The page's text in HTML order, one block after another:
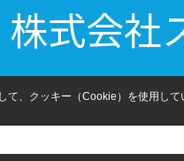
式会社
、クッキー（Cookie）を使用して